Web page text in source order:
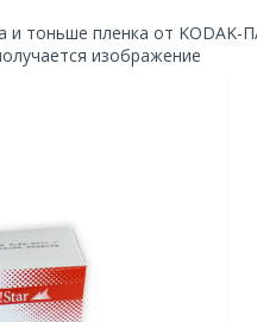
и тоньше пленка от
изображение